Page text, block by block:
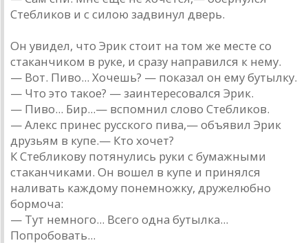
Стебликов и с силою задвинул дверь.
Он увидел, что Эрик стоит на том же месте со
стаканчиком в руке, и сразу направился к нему.
— Вот. Пиво... Хочешь? — показал он ему бутылку.
— Что это такое? — заинтересовался Эрик.
— Пиво... Бир...— вспомнил слово Стебликов.
— Алекс принес русского пива,— объявил Эрик
друзьям в купе.— Кто хочет?
К Стебликову потянулись руки с бумажными
стаканчиками. Он вошел в купе и принялся
наливать каждому понемножку, дружелюбно
бормоча:
— Тут немного... Всего одна бутылка...
Попробовать...